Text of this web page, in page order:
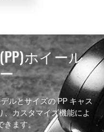
ホイール
ルとサイズの PP キャス
、カスタマイズ機能によ
ます。